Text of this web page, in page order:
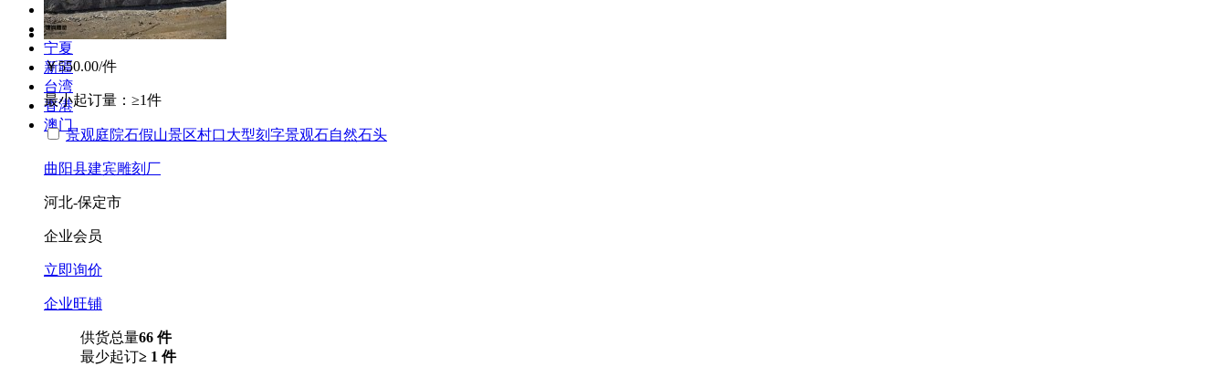
甘肃
青海
宁夏
新疆
台湾
香港
澳门
￥550.00/件
最小起订量： ≥1件
景观庭院石假山景区村口大型刻字景观石自然石头
曲阳县建宾雕刻厂
河北-保定市
企业会员
立即询价
企业旺铺
供货总量66 件
最少起订≥ 1 件